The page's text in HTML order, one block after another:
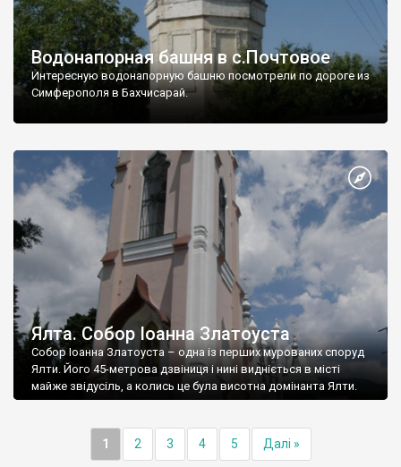
Водонапорная башня в с.Почтовое
Интересную водонапорную башню посмотрели по дороге из
Симферополя в Бахчисарай.
Ялта. Собор Іоанна Златоуста
Собор Іоанна Златоуста – одна із перших мурованих споруд
Ялти. Його 45-метрова дзвіниця і нині видніється в місті
майже звідусіль, а колись це була висотна домінанта Ялти.
1 2 3 4 5 Далі »